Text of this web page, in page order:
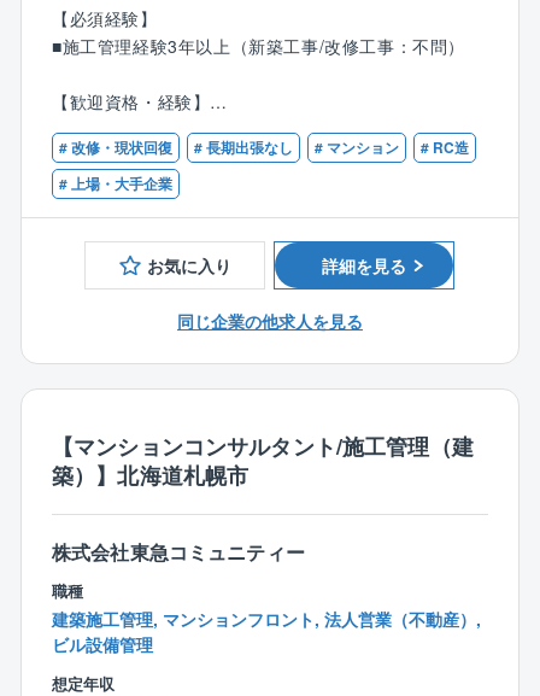
【具体的には】
■発注者であるマンション管理組合などとの打ち合わ
せ、入居者対応
■施工計画書の作成、道路使用申請、88条申請などの施
工管理計画全般
■現場管理（品質、工程、安全、原価、環境の管理、期
中検査、協力業者の管理・指導、居住者対応等）
■竣工対応（竣工書類の作成など）
■アフター対応（アフター点検など）
【技術力で実現するマネジメント】
約1,600名の技術系社員を社内に有する体制は業界でも
その強みを活かした情報共有・連携で、建物をトータ
ルマネジメントすることができます。
案
■改修した設備や改修内容の中期・長期の修繕計画への
反映
■建物ごとの特性を理解した、修繕計画を念頭において
の日常点検
【必須経験】
■施工管理経験3年以上（新築工事/改修工事：不問）
【歓迎資格・経験】
■1級/2級建築施工管理技士
■一級/二級建築士
■マンション、ビルにおける工事提案のご経験をお持ち
の方
# 改修・現状回復 # 長期出張なし # マンション
# RC造
# 上場・大手企業
お気に入り 詳細を見る
同じ企業の他求人を見る
【マンションコンサルタント/施工管理（建
築）】北海道札幌市
株式会社東急コミュニティー
職種
建築施工管理, マンションフロント, 法人営業（不動産）,
ビル設備管理
想定年収